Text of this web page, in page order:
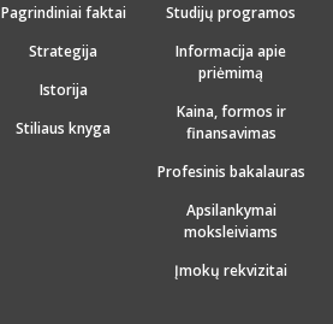
Pagrindiniai faktai
Strategija
Istorija
Stiliaus knyga
Studijų programos
Informacija apie
priėmimą
Kaina, formos ir
finansavimas
Profesinis bakalauras
Apsilankymai
moksleiviams
Įmokų rekvizitai